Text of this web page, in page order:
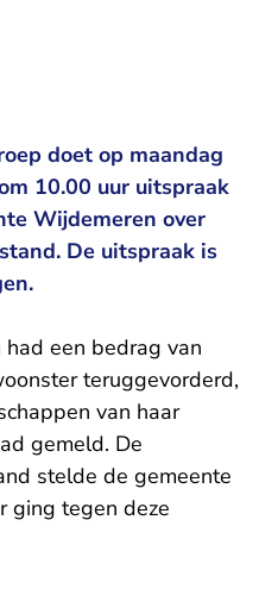
doet op maandag
10.00 uur uitspraak
Wijdemeren over
De uitspraak is
een bedrag van
teruggevorderd,
van haar
gemeld. De
stelde de gemeente
ging tegen deze